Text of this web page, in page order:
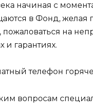
начиная с
в Фонд, желая
пожаловаться на
и гарантиях.
телефон
вопросам